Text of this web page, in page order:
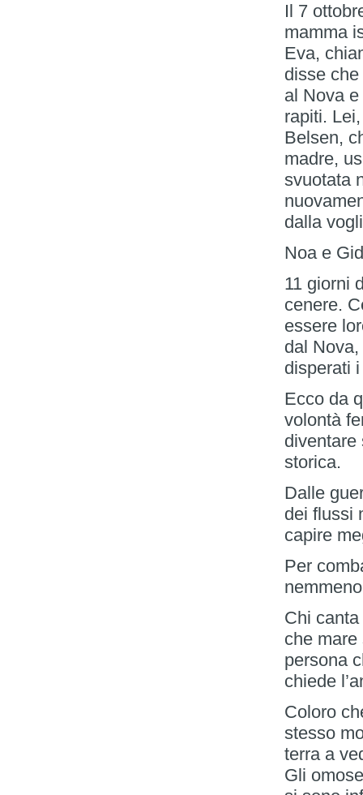
Il 7
mamma
Eva,
disse
al Nova
rapiti.
Belsen,
madre,
svuotata
dalla
Noa e
11 giorni
cenere.
essere
dal
disperati
Ecco da
volontà
diventare
storica.
Dalle
dei flussi
capire
Per
Chi canta
che
persona
chiede
Coloro
stesso
terra a
Gli